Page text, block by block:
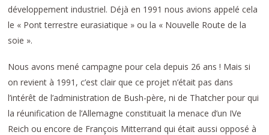
développement industriel. Déjà en 1991 nous avions appelé cela
le « Pont terrestre eurasiatique » ou la « Nouvelle Route de la
soie ».
Nous avons mené campagne pour cela depuis 26 ans ! Mais si
on revient à 1991, c’est clair que ce projet n’était pas dans
l’intérêt de l’administration de Bush-père, ni de Thatcher pour qui
la réunification de l’Allemagne constituait la menace d’un IVe
Reich ou encore de François Mitterrand qui était aussi opposé à